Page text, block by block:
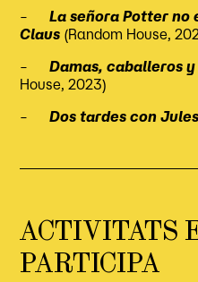
–La señora Potter no
Claus (Random House,
–Damas, caballeros
House, 2023)
–Dos tardes con
ACTIVITATS
PARTICIPA